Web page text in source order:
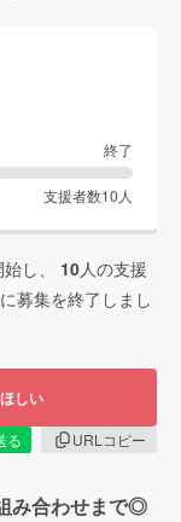
終了
支援者数10 人
し、 10人の支援
に募集を終了しまし
しい
る
URLコピー
み合わせまで◎